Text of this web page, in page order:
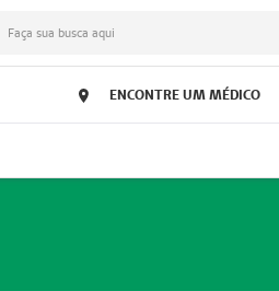
Faça sua busca aqui
ENCONTRE UM MÉDICO